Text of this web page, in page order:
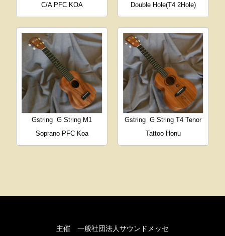
C/A PFC KOA
Double Hole(T4 2Hole)
Gstring G String M1
Soprano PFC Koa
Gstring G String T4 Tenor
Tattoo Honu
主催 一般社団法人サウンドメッセ